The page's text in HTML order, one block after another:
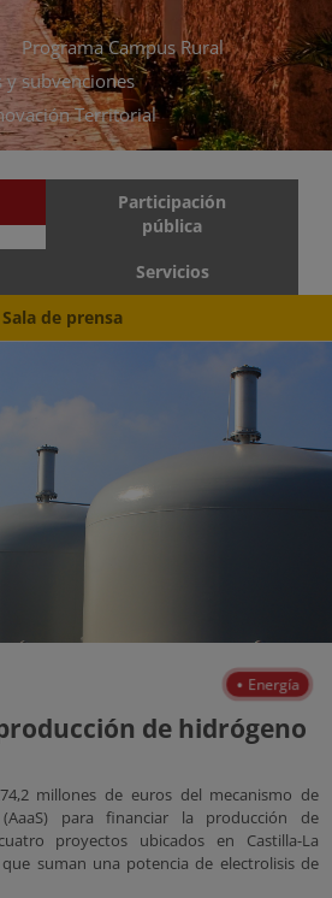
Programa Campus Rural
y subvenciones
Territorial
Participación
pública
Servicios
Sala de prensa
Energía
de hidrógeno
millones de euros del mecanismo de
para financiar la producción de
proyectos ubicados en Castilla-La
suman una potencia de electrolisis de